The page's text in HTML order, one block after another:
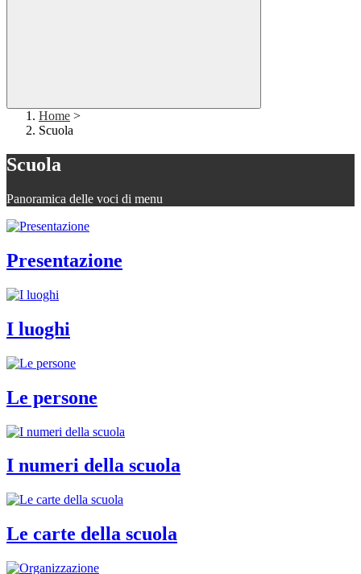
Home >
Scuola
Scuola
Panoramica delle voci di menu
Presentazione
I luoghi
Le persone
I numeri della scuola
Le carte della scuola